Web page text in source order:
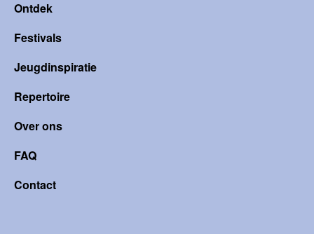
Ontdek
Festivals
Jeugdinspiratie
Repertoire
Over ons
FAQ
Contact